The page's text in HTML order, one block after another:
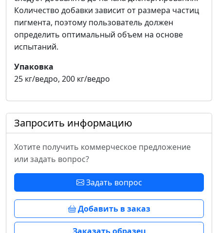
Количество добавки зависит от размера частиц
пигмента, поэтому пользователь должен
определить оптимальный объем на основе
испытаний.
Упаковка
25 кг/ведро, 200 кг/ведро
Запросить информацию
Хотите получить коммерческое предложение
или задать вопрос?
Задать вопрос
Добавить в заказ